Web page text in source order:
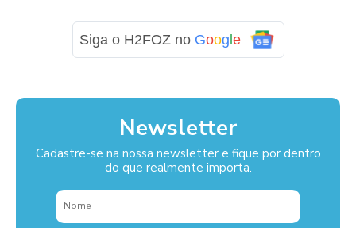
Siga o H2FOZ no Goog e
Newsletter
Cadastre-se na nossa newsletter e fique por dentro
do que realmente importa.